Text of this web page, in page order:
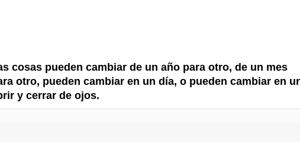
cosas pueden cambiar de un año para otro, de un mes
otro, pueden cambiar en un día, o pueden cambiar en
y cerrar de ojos.